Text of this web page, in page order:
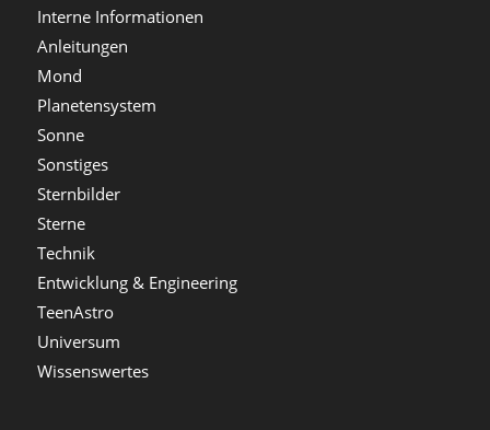
Interne Informationen
Anleitungen
Mond
Planetensystem
Sonne
Sonstiges
Sternbilder
Sterne
Technik
Entwicklung & Engineering
TeenAstro
Universum
Wissenswertes